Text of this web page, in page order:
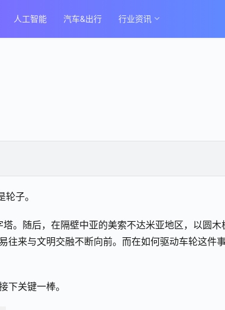
人工智能 汽车&出行 行业资讯
子。
。随后，在隔壁中亚的美索不达米亚地区，以圆木
往来与文明交融不断向前。而在如何驱动车轮这件
下关键一棒。